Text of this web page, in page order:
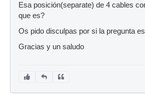
Esa posición(separate) de 4 cables
que es?
Os pido disculpas por si la pregunta
Gracias y un saludo